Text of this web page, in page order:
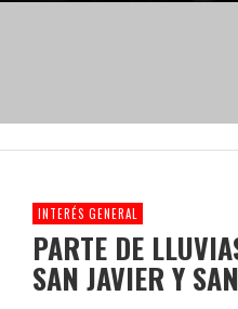
INTERÉS GENERAL
PARTE DE
SAN JAVIER Y